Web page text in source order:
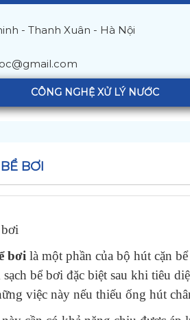
- Thanh Xuân - Hà Nội
CÔNG NGHỆ XỬ LÝ NƯỚC
BƠI
bơi là một phần của bộ hút cặn
sạch bể bơi đặc biệt sau khi tiêu
việc này nếu thiếu ống hút